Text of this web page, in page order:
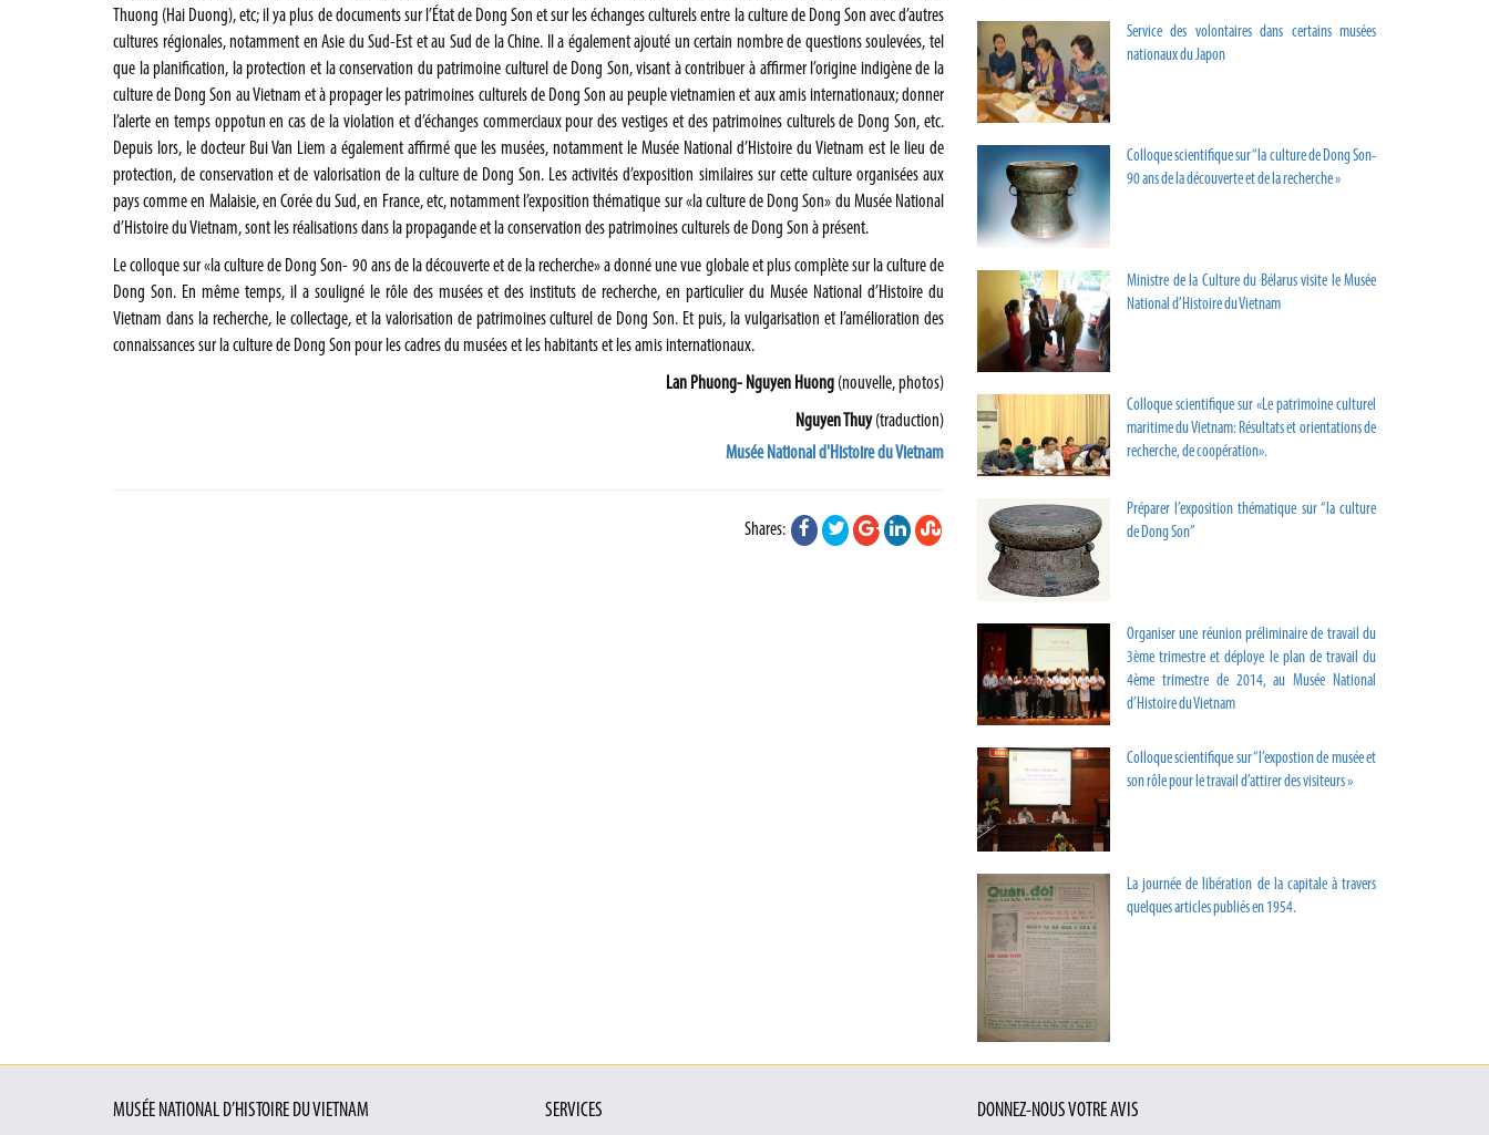
Thuong (Hai Duong), etc; il ya plus de documents sur l’État de Dong Son et sur les échanges culturels entre la culture de Dong Son avec d’autres
cultures régionales, notamment en Asie du Sud-Est et au Sud de la Chine. Il a également ajouté un certain nombre de questions soulevées, tel
que la planification, la protection et la conservation du patrimoine culturel de Dong Son, visant à contribuer à affirmer l’origine indigène de la
culture de Dong Son au Vietnam et à propager les patrimoines culturels de Dong Son au peuple vietnamien et aux amis internationaux; donner
l’alerte en temps oppotun en cas de la violation et d’échanges commerciaux pour des vestiges et des patrimoines culturels de Dong Son, etc.
Depuis lors, le docteur Bui Van Liem a également affirmé que les musées, notamment le Musée National d’Histoire du Vietnam est le lieu de
protection, de conservation et de valorisation de la culture de Dong Son. Les activités d’exposition similaires sur cette culture organisées aux
pays comme en Malaisie, en Corée du Sud, en France, etc, notamment l’exposition thématique sur «la culture de Dong Son» du Musée National
d’Histoire du Vietnam, sont les réalisations dans la propagande et la conservation des patrimoines culturels de Dong Son à présent.
Le colloque sur «la culture de Dong Son- 90 ans de la découverte et de la recherche» a donné une vue globale et plus complète sur la culture de
Dong Son. En même temps, il a souligné le rôle des musées et des instituts de recherche, en particulier du Musée National d’Histoire du
Vietnam dans la recherche, le collectage, et la valorisation de patrimoines culturel de Dong Son. Et puis, la vulgarisation et l’amélioration des
connaissances sur la culture de Dong Son pour les cadres du musées et les habitants et les amis internationaux.
Lan Phuong- Nguyen Huong (nouvelle, photos)
Nguyen Thuy(traduction)
Musée National d'Histoire du Vietnam
Shares:
Service des volontaires dans certains musées
nationaux du Japon
Colloque scientifique sur “la culture de Dong Son-
90 ans de la découverte et de la recherche »
Ministre de la Culture du Bélarus visite le Musée
National d’Histoire du Vietnam
Colloque scientifique sur «Le patrimoine culturel
maritime du Vietnam: Résultats et orientations de
recherche, de coopération».
Préparer l’exposition thématique sur “la culture
de Dong Son”
Organiser une réunion préliminaire de travail du
3ème trimestre et déploye le plan de travail du
4ème trimestre de 2014, au Musée National
d’Histoire du Vietnam
Colloque scientifique sur “l’expostion de musée et
son rôle pour le travail d’attirer des visiteurs »
La journée de libération de la capitale à travers
quelques articles publiés en 1954.
MUSÉE NATIONAL D’HISTOIRE DU VIETNAM SERVICES DONNEZ-NOUS VOTRE AVIS